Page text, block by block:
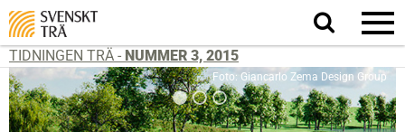
Sök
på
TIDNINGEN TRÄ - NUMMER 3, 2015
Foto: Giancarlo Zema Design Group